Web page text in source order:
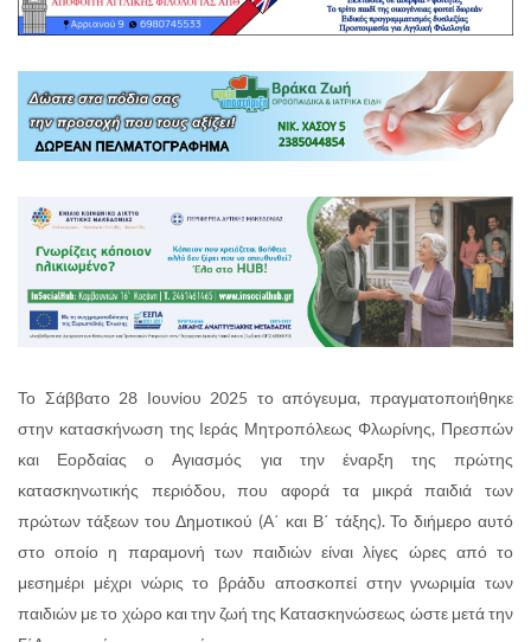
Το Σάββατο 28 Ιουνίου 2025 το απόγευμα, πραγματοποιήθηκε
στην κατασκήνωση της Ιεράς Μητροπόλεως Φλωρίνης, Πρεσπών
και Εορδαίας ο Αγιασμός για την έναρξη της πρώτης
κατασκηνωτικής περιόδου, που αφορά τα μικρά παιδιά των
πρώτων τάξεων του Δημοτικού (Α΄ και Β΄ τάξης). Το διήμερο αυτό
στο οποίο η παραμονή των παιδιών είναι λίγες ώρες από το
μεσημέρι μέχρι νώρις το βράδυ αποσκοπεί στην γνωριμία των
παιδιών με το χώρο και την ζωή της Κατασκηνώσεως ώστε μετά την